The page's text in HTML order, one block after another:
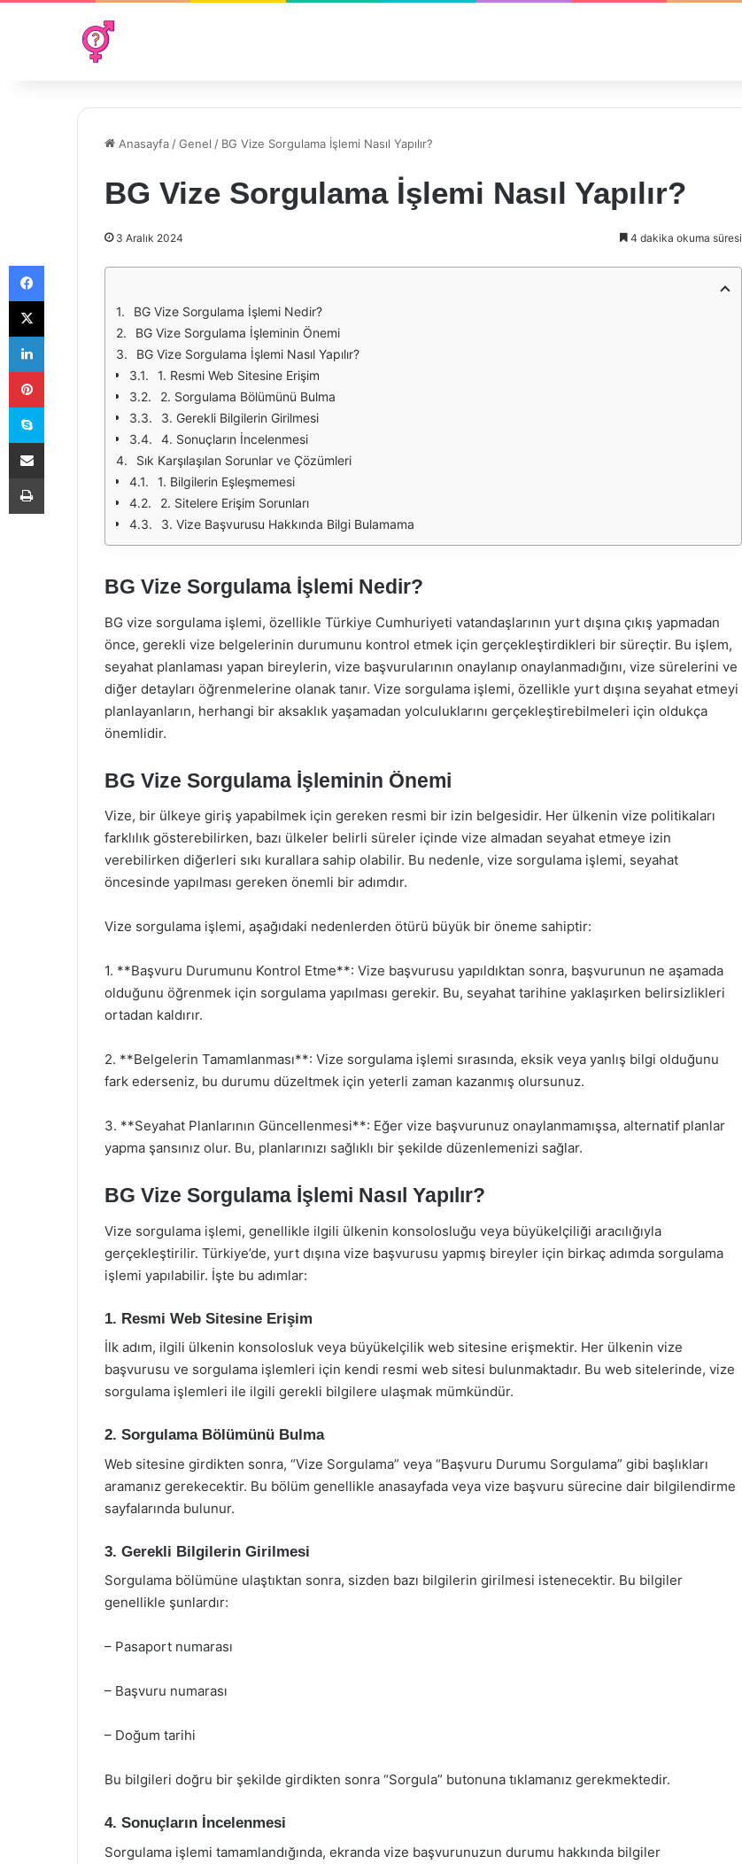
Anasayfa /Genel / BG Vize Sorgulama İşlemi Nasıl Yapılır?
BG Vize Sorgulama İşlemi Nasıl Yapılır?
3 Aralık 2024 4 dakika okuma süresi
BG Vize Sorgulama İşlemi Nedir?
BG Vize Sorgulama İşleminin Önemi
BG Vize Sorgulama İşlemi Nasıl Yapılır?
1. Resmi Web Sitesine Erişim
2. Sorgulama Bölümünü Bulma
3. Gerekli Bilgilerin Girilmesi
4. Sonuçların İncelenmesi
Sık Karşılaşılan Sorunlar ve Çözümleri
1. Bilgilerin Eşleşmemesi
2. Sitelere Erişim Sorunları
3. Vize Başvurusu Hakkında Bilgi Bulamama
BG Vize Sorgulama İşlemi Nedir?
BG vize sorgulama işlemi, özellikle Türkiye Cumhuriyeti vatandaşlarının yurt dışına çıkış yapmadan
önce, gerekli vize belgelerinin durumunu kontrol etmek için gerçekleştirdikleri bir süreçtir. Bu işlem,
seyahat planlaması yapan bireylerin, vize başvurularının onaylanıp onaylanmadığını, vize sürelerini ve
diğer detayları öğrenmelerine olanak tanır. Vize sorgulama işlemi, özellikle yurt dışına seyahat etmeyi
planlayanların, herhangi bir aksaklık yaşamadan yolculuklarını gerçekleştirebilmeleri için oldukça
önemlidir.
BG Vize Sorgulama İşleminin Önemi
Vize, bir ülkeye giriş yapabilmek için gereken resmi bir izin belgesidir. Her ülkenin vize politikaları
farklılık gösterebilirken, bazı ülkeler belirli süreler içinde vize almadan seyahat etmeye izin
verebilirken diğerleri sıkı kurallara sahip olabilir. Bu nedenle, vize sorgulama işlemi, seyahat
öncesinde yapılması gereken önemli bir adımdır.
Vize sorgulama işlemi, aşağıdaki nedenlerden ötürü büyük bir öneme sahiptir:
1. **Başvuru Durumunu Kontrol Etme**: Vize başvurusu yapıldıktan sonra, başvurunun ne aşamada
olduğunu öğrenmek için sorgulama yapılması gerekir. Bu, seyahat tarihine yaklaşırken belirsizlikleri
ortadan kaldırır.
2. **Belgelerin Tamamlanması**: Vize sorgulama işlemi sırasında, eksik veya yanlış bilgi olduğunu
fark ederseniz, bu durumu düzeltmek için yeterli zaman kazanmış olursunuz.
3. **Seyahat Planlarının Güncellenmesi**: Eğer vize başvurunuz onaylanmamışsa, alternatif planlar
yapma şansınız olur. Bu, planlarınızı sağlıklı bir şekilde düzenlemenizi sağlar.
BG Vize Sorgulama İşlemi Nasıl Yapılır?
Vize sorgulama işlemi, genellikle ilgili ülkenin konsolosluğu veya büyükelçiliği aracılığıyla
gerçekleştirilir. Türkiye’de, yurt dışına vize başvurusu yapmış bireyler için birkaç adımda sorgulama
işlemi yapılabilir. İşte bu adımlar:
1. Resmi Web Sitesine Erişim
İlk adım, ilgili ülkenin konsolosluk veya büyükelçilik web sitesine erişmektir. Her ülkenin vize
başvurusu ve sorgulama işlemleri için kendi resmi web sitesi bulunmaktadır. Bu web sitelerinde, vize
sorgulama işlemleri ile ilgili gerekli bilgilere ulaşmak mümkündür.
2. Sorgulama Bölümünü Bulma
Web sitesine girdikten sonra, “Vize Sorgulama” veya “Başvuru Durumu Sorgulama” gibi başlıkları
aramanız gerekecektir. Bu bölüm genellikle anasayfada veya vize başvuru sürecine dair bilgilendirme
sayfalarında bulunur.
3. Gerekli Bilgilerin Girilmesi
Sorgulama bölümüne ulaştıktan sonra, sizden bazı bilgilerin girilmesi istenecektir. Bu bilgiler
genellikle şunlardır:
– Pasaport numarası
– Başvuru numarası
– Doğum tarihi
Bu bilgileri doğru bir şekilde girdikten sonra “Sorgula” butonuna tıklamanız gerekmektedir.
4. Sonuçların İncelenmesi
Sorgulama işlemi tamamlandığında, ekranda vize başvurunuzun durumu hakkında bilgiler
Facebook
X
LinkedIn
Pinterest
Skype
E-Posta ile paylaş